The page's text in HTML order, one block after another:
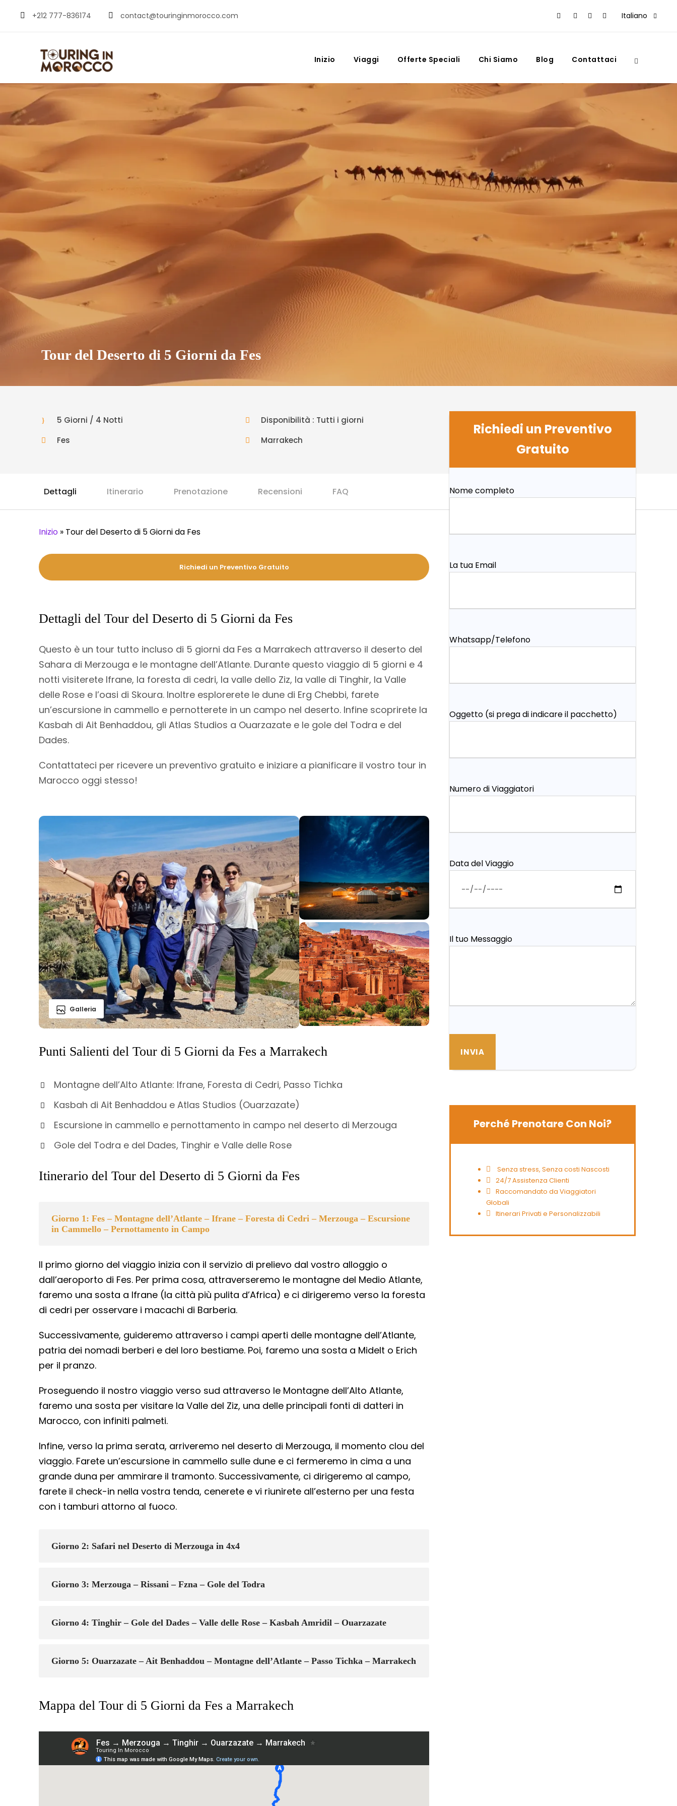
+212 777-836174 contact@touringinmorocco.com Italiano
Inizio Viaggi Offerte Speciali Chi Siamo Blog Contattaci
Tour del Deserto di 5 Giorni da Fes
Richiedi un Preventivo
Gratuito
Nome completo
La tua Email
Whatsapp/Telefono
Oggetto (si prega di indicare il pacchetto)
Numero di Viaggiatori
Data del Viaggio
Il tuo Messaggio
Perché Prenotare Con Noi?
Senza stress, Senza costi Nascosti
24/7 Assistenza Clienti
Raccomandato da Viaggiatori
Globali
Itinerari Privati e Personalizzabili
5 Giorni / 4 Notti
Disponibilità : Tutti i giorni
Fes
Marrakech
Dettagli Itinerario Prenotazione Recensioni FAQ
Inizio » Tour del Deserto di 5 Giorni da Fes
Richiedi un Preventivo Gratuito
Dettagli del Tour del Deserto di 5 Giorni da Fes
Questo è un tour tutto incluso di 5 giorni da Fes a Marrakech attraverso il deserto del
Sahara di Merzouga e le montagne dell’Atlante. Durante questo viaggio di 5 giorni e 4
notti visiterete Ifrane, la foresta di cedri, la valle dello Ziz, la valle di Tinghir, la Valle
delle Rose e l’oasi di Skoura. Inoltre esplorerete le dune di Erg Chebbi, farete
un’escursione in cammello e pernotterete in un campo nel deserto. Infine scoprirete la
Kasbah di Ait Benhaddou, gli Atlas Studios a Ouarzazate e le gole del Todra e del
Dades.
Contattateci per ricevere un preventivo gratuito e iniziare a pianificare il vostro tour in
Marocco oggi stesso!
Galleria
Punti Salienti del Tour di 5 Giorni da Fes a Marrakech
Montagne dell’Alto Atlante: Ifrane, Foresta di Cedri, Passo Tichka
Kasbah di Ait Benhaddou e Atlas Studios (Ouarzazate)
Escursione in cammello e pernottamento in campo nel deserto di Merzouga
Gole del Todra e del Dades, Tinghir e Valle delle Rose
Itinerario del Tour del Deserto di 5 Giorni da Fes
Giorno 1: Fes – Montagne dell’Atlante – Ifrane – Foresta di Cedri – Merzouga – Escursione
in Cammello – Pernottamento in Campo
Il primo giorno del viaggio inizia con il servizio di prelievo dal vostro alloggio o
dall’aeroporto di Fes. Per prima cosa, attraverseremo le montagne del Medio Atlante,
faremo una sosta a Ifrane (la città più pulita d’Africa) e ci dirigeremo verso la foresta
di cedri per osservare i macachi di Barberia.
Successivamente, guideremo attraverso i campi aperti delle montagne dell’Atlante,
patria dei nomadi berberi e del loro bestiame. Poi, faremo una sosta a Midelt o Erich
per il pranzo.
Proseguendo il nostro viaggio verso sud attraverso le Montagne dell’Alto Atlante,
faremo una sosta per visitare la Valle del Ziz, una delle principali fonti di datteri in
Marocco, con infiniti palmeti.
Infine, verso la prima serata, arriveremo nel deserto di Merzouga, il momento clou del
viaggio. Farete un’escursione in cammello sulle dune e ci fermeremo in cima a una
grande duna per ammirare il tramonto. Successivamente, ci dirigeremo al campo,
farete il check-in nella vostra tenda, cenerete e vi riunirete all’esterno per una festa
con i tamburi attorno al fuoco.
Giorno 2: Safari nel Deserto di Merzouga in 4x4
Giorno 3: Merzouga – Rissani – Fzna – Gole del Todra
Giorno 4: Tinghir – Gole del Dades – Valle delle Rose – Kasbah Amridil – Ouarzazate
Giorno 5: Ouarzazate – Ait Benhaddou – Montagne dell’Atlante – Passo Tichka – Marrakech
Mappa del Tour di 5 Giorni da Fes a Marrakech